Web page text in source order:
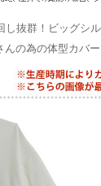
し抜群！ビッグシ
んの為の体型カバ